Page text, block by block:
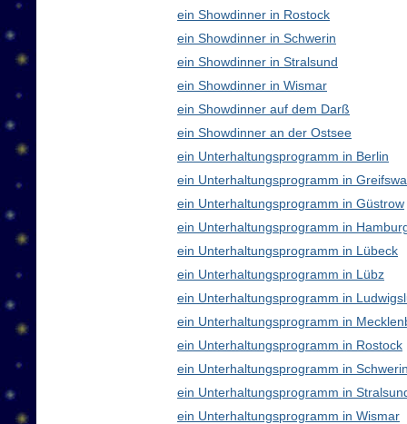
ein Showdinner in Rostock
ein Showdinner in Schwerin
ein Showdinner in Stralsund
ein Showdinner in Wismar
ein Showdinner auf dem Darß
ein Showdinner an der Ostsee
ein Unterhaltungsprogramm in Berlin
ein Unterhaltungsprogramm in
ein Unterhaltungsprogramm in Güstrow
ein Unterhaltungsprogramm in
ein Unterhaltungsprogramm in Lübeck
ein Unterhaltungsprogramm in Lübz
ein Unterhaltungsprogramm in
ein Unterhaltungsprogramm in
ein Unterhaltungsprogramm in Rostock
ein Unterhaltungsprogramm in
ein Unterhaltungsprogramm in
ein Unterhaltungsprogramm in Wismar